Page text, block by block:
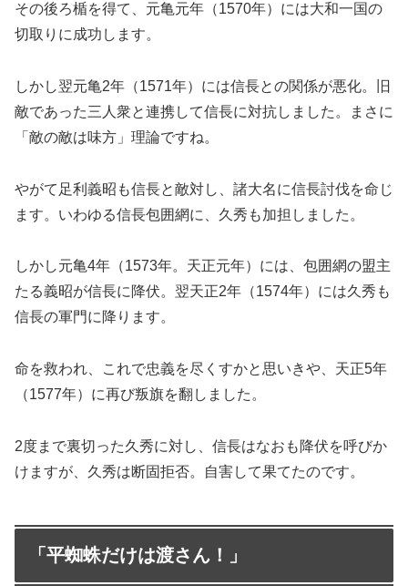
その後ろ楯を得て、元亀元年（1570年）には大和一国の
切取りに成功します。
しかし翌元亀2年（1571年）には信長との関係が悪化。旧
敵であった三人衆と連携して信長に対抗しました。まさに
「敵の敵は味方」理論ですね。
やがて足利義昭も信長と敵対し、諸大名に信長討伐を命じ
ます。いわゆる信長包囲網に、久秀も加担しました。
しかし元亀4年（1573年。天正元年）には、包囲網の盟主
たる義昭が信長に降伏。翌天正2年（1574年）には久秀も
信長の軍門に降ります。
命を救われ、これで忠義を尽くすかと思いきや、天正5年
（1577年）に再び叛旗を翻しました。
2度まで裏切った久秀に対し、信長はなおも降伏を呼びか
けますが、久秀は断固拒否。自害して果てたのです。
「平蜘蛛だけは渡さん！」